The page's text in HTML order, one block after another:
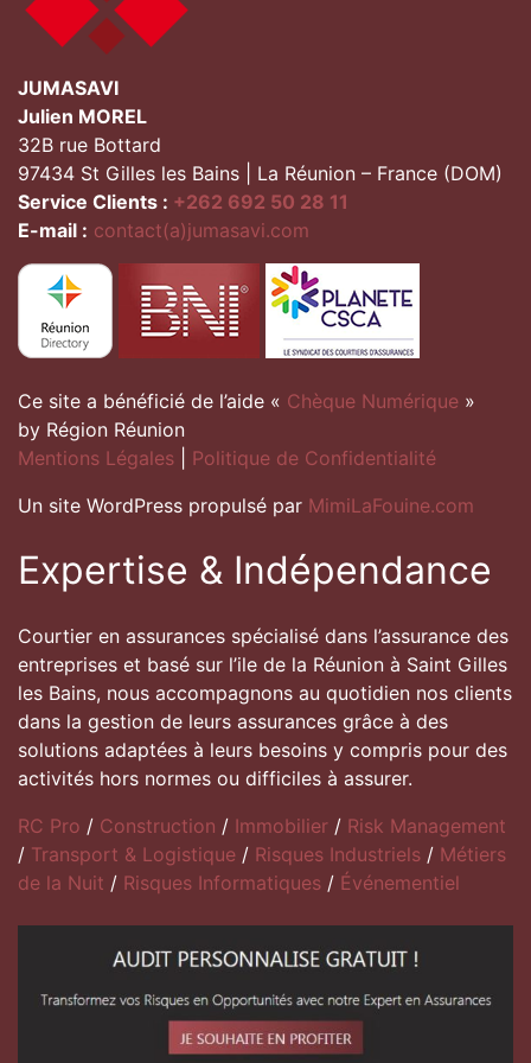
JUMASAVI
Julien MOREL
32B rue Bottard
97434 St Gilles les Bains | La Réunion – France (DOM)
Service Clients : +262 692 50 28 11
E-mail : contact(a)jumasavi.com
Ce site a bénéficié de l’aide « Chèque Numérique »
by Région Réunion
Mentions Légales
Politique de Confidentialité
Un site WordPress propulsé par MimiLaFouine.com
Expertise & Indépendance
Courtier en assurances spécialisé dans l’assurance des
entreprises et basé sur l’ile de la Réunion à Saint Gilles
les Bains, nous accompagnons au quotidien nos clients
dans la gestion de leurs assurances grâce à des
solutions adaptées à leurs besoins y compris pour des
activités hors normes ou difficiles à assurer.
RC Pro / Construction / Immobilier / Risk Management
/ Transport & Logistique / Risques Industriels / Métiers
de la Nuit / Risques Informatiques / Événementiel